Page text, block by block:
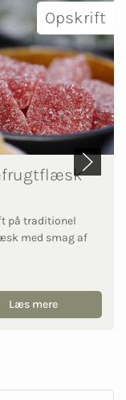
Opskrift
på traditionel
med smag af
Læs mere